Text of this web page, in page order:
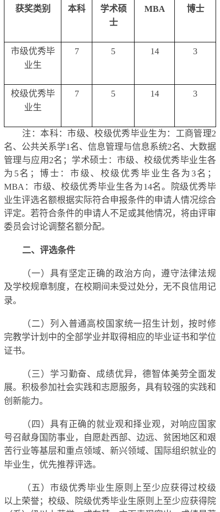
获奖类别 本科
学术硕
士
MBA 博士
市级优秀毕
业生
7 5 14 3
校级优秀毕
业生
7 5 14 3
注：本科：市级、校级优秀毕业生为：工商管理2
名、公共关系学1 名、信息管理与信息系统2名、大数据
管理与应用 2名；学术硕士：市级、校级优秀毕业生各
为 5名；博士：市级、校级优秀毕业生各为 3名；
MBA ：市级、校级优秀毕业生各为14名。院级优秀毕
业生评选名额根据实际符合申报条件的申请人情况综合
评定。若符合条件的申请人不足或其他情况，将由评审
委员会讨论调整名额分配。
二、评选条件
（一）具有坚定正确的政治方向，遵守法律法规
及学校规章制度，在校期间未受过处分，无不良信用记
录。
（二）列入普通高校国家统一招生计划，按时修
完教学计划中的全部学业并取得相应的毕业证书和学位
证书。
（三）学习勤奋、成绩优异，德智体美劳全面发
展。积极参加社会实践和志愿服务，具有较强的实践和
创新能力。
（四）具有正确的就业观和择业观，对响应国家
号召献身国防事业，自愿赴西部、边远、贫困地区和艰
苦行业等基层和重点领域、新兴领域、国际组织就业的
毕业生，优先推荐评选。
（五） 市级优秀毕业生原则上至少应获得过校级
以上荣誉；校级、院级优秀毕业生原则上至少应获得院